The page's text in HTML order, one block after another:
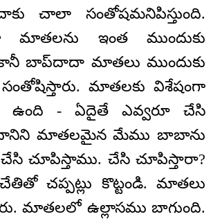
చాలా సంతోషమనిపిస్తుంది.
మాతలను ఇంత ముందుకు
కానీ బాప్‌దాదా మాతలు ముందుకు
మాతలకు విశేషంగా
ఉంది - ఏదైతే ఎవ్వరూ చేసి
మాతలమైన మేము బాబాను
చేసి చూపిస్తాము. చేసి చూపిస్తారా?
చేతితో చప్పట్లు కొట్టండి. మాతలు
మాతలలో ఉల్లాసము బాగుంది.